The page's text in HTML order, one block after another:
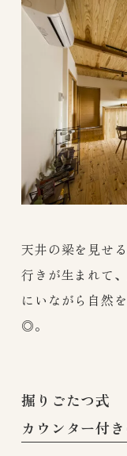
天井の梁を見せ
行きが生まれて
にいながら自然
◎。
掘りごたつ式
カウンター付